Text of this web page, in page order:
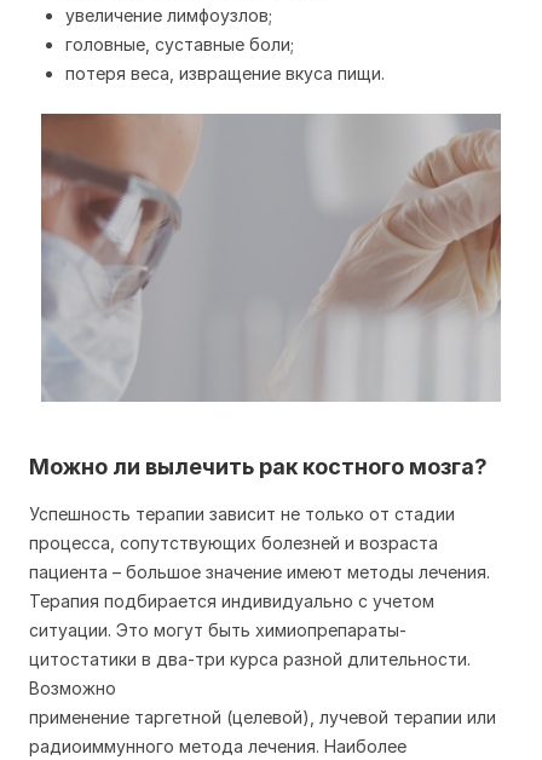
увеличение лимфоузлов;
головные, суставные боли;
потеря веса, извращение вкуса пищи.
Можно ли вылечить рак костного мозга?
Успешность терапии зависит не только от стадии
процесса, сопутствующих болезней и возраста
пациента – большое значение имеют методы лечения.
Терапия подбирается индивидуально с учетом
ситуации. Это могут быть химиопрепараты-
цитостатики в два-три курса разной длительности.
Возможно
применение таргетной (целевой), лучевой терапии или
радиоиммунного метода лечения. Наиболее